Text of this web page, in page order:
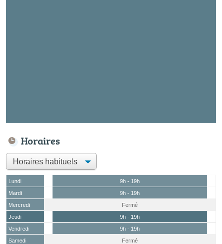
Horaires
Lundi
9h - 19h
Mardi
9h - 19h
Mercredi
Fermé
Jeudi
9h - 19h
Vendredi
9h - 19h
Samedi
Fermé